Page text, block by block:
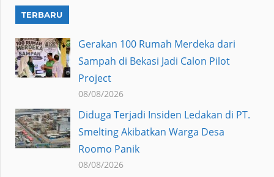
TERBARU
Gerakan 100 Rumah Merdeka dari
Sampah di Bekasi Jadi Calon Pilot
Project
08/08/2026
Diduga Terjadi Insiden Ledakan di PT.
Smelting Akibatkan Warga Desa
Roomo Panik
08/08/2026